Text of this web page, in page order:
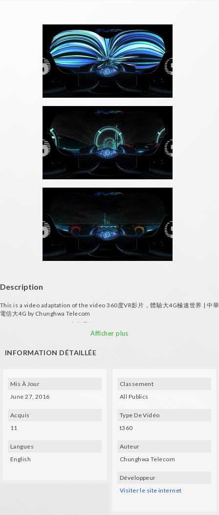
Description
This is a video adaptation of the video 360度VR影片，體驗大4G極速世界 | 中華
電信大4G by Chunghwa Telecom
ALL RIGHTS RESERVED ©中華電信4G
Afficher plus
INFORMATION DÉTAILLÉE
Mis À Jour
June 27, 2016
Acquis
11
Langues
English
Classement
All Publics
Type De Vidéo
t360
Auteur
Chunghwa Telecom
Développeur
Visiter le site internet